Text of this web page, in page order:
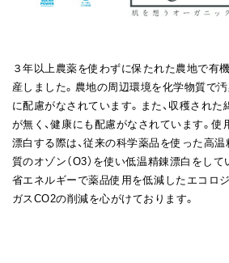
３年以上農薬を使わずに保たれた農地で有
産しました。農地の周辺環境を化学物質で
に配慮がなされています。また、収穫され
が無く、健康にも配慮がなされています。
漂白する際は、従来の科学薬品を使った高
質のオゾン（O3）を使い低温精錬漂白をして
省エネルギーで薬品使用を低減したエコロ
ガスCO2の削減を心がけております。